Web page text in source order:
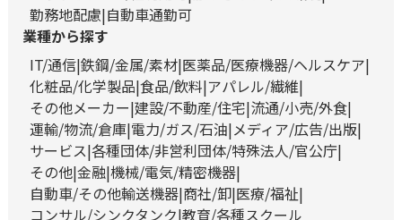
勤務地配慮 自動車通勤可
業種から探す
IT/通信 鉄鋼/金属/素材 医薬品/医療機器/ヘルスケア
化粧品/化学製品 食品/飲料 アパレル/繊維
その他メーカー 建設/不動産/住宅 流通/小売/外食
運輸/物流/倉庫 電力/ガス/石油 メディア/広告/出版
サービス 各種団体/非営利団体/特殊法人/官公庁
その他 金融 機械/電気/精密機器
自動車/その他輸送機器 商社/卸 医療/福祉
コンサル/シンクタンク 教育/各種スクール